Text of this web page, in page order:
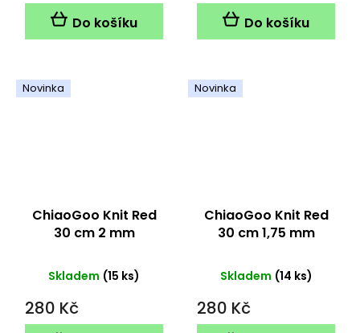
Do košíku Do košíku
Novinka
ChiaoGoo Knit Red
30 cm 2 mm
Skladem (15 ks)
280 Kč
Novinka
ChiaoGoo Knit Red
30 cm 1,75 mm
Skladem (14 ks)
280 Kč